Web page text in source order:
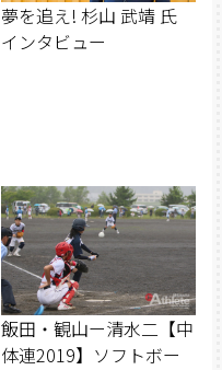
夢を追え! 杉山 武靖 氏
インタビュー
飯田・観山ー清水二【中
体連2019】ソフトボー